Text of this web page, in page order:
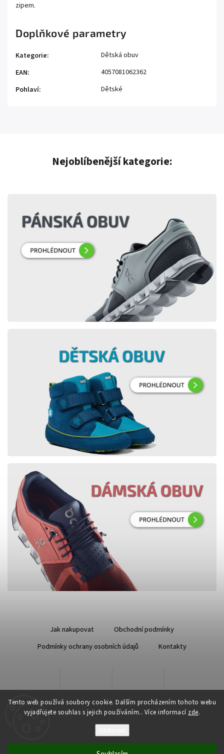
Tento web používá soubory cookie. Dalším procházením tohoto webu
vyjadřujete souhlas s jejich používáním.. Více informací zde.
zipem.
Doplňkové parametry
Kategorie:
Dětská obuv
EAN:
4057081062362
Pohlaví: Dětské
Nejoblíbenější kategorie:
Jak nakupovat
Obchodní podmínky
Podmínky ochrany osobních údajů
Kontakty
Qsport.cz. Všechna práva vyhrazena.